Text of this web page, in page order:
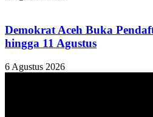
Demokrat Aceh Buka
hingga 11 Agustus
6 Agustus 2026